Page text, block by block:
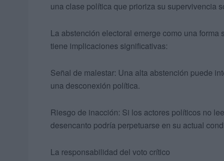
una clase política que prioriza su supervivencia
La abstención electoral emerge como una
tiene implicaciones significativas:
Señal de malestar: Una alta abstención puede
una desconexión política.
Riesgo de inacción: Si los actores políticos no
desencanto podría perpetuarse en su actual
La responsabilidad del voto crítico